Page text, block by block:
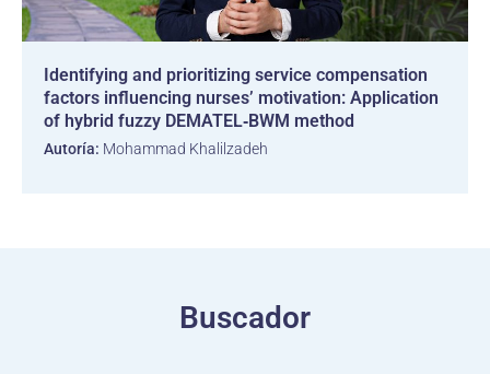
Identifying and prioritizing service compensation
factors influencing nurses’ motivation: Application
of hybrid fuzzy DEMATEL‑BWM method
Autoría: Mohammad Khalilzadeh
Buscador